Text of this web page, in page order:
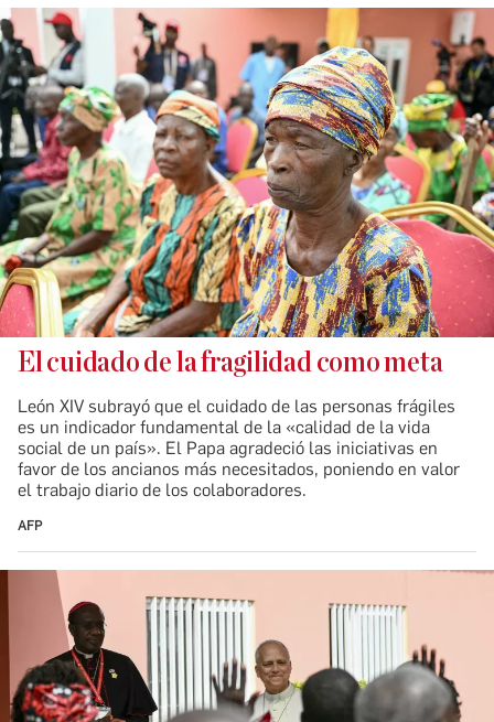
El cuidado de la fragilidad como meta
León XIV subrayó que el cuidado de las personas frágiles
es un indicador fundamental de la «calidad de la vida
social de un país». El Papa agradeció las iniciativas en
favor de los ancianos más necesitados, poniendo en valor
el trabajo diario de los colaboradores.
AFP